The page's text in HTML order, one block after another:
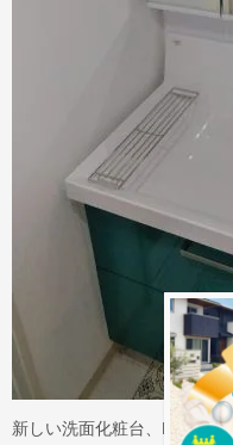
新しい洗面化粧台、LIXIL「